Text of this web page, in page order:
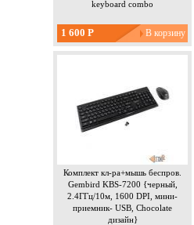
keyboard combo
1 600 Р
Комплект кл-ра+мышь беспров.
Gembird KBS-7200 {черный,
2.4ГГц/10м, 1600 DPI, мини-
приемник- USB, Chocolate
дизайн}